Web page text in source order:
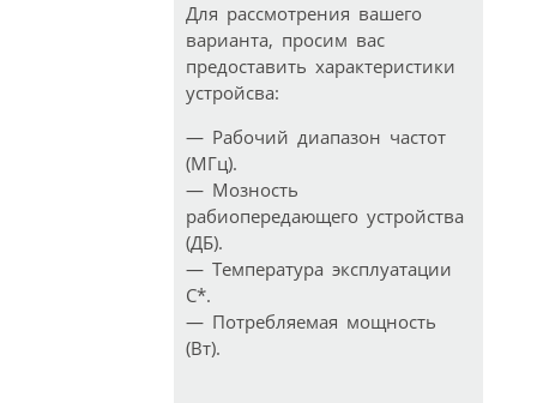
Для рассмотрения вашего
варианта, просим вас
предоставить характеристики
устройсва:
— Рабочий диапазон частот
(МГц).
— Мозность
рабиопередающего устройства
(ДБ).
— Температура эксплуатации
С*.
— Потребляемая мощность
(Вт).